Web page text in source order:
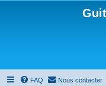
FAQ Nous contacter